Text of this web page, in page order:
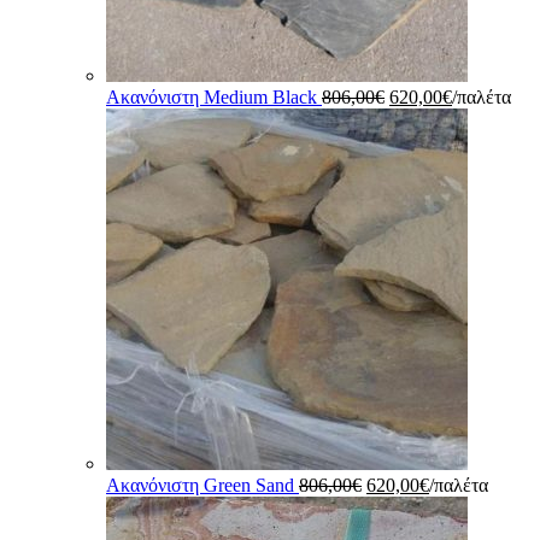
Ακανόνιστη Medium Black 806,00€ Original
price
was:
806,00€.
620,00€Η
τρέχουσα
τιμή
είναι:
620,00€.
/παλέτα
Ακανόνιστη Green Sand 806,00€ Original
price
was:
620,00€Η
τρέχουσα
τιμή
/παλέτα